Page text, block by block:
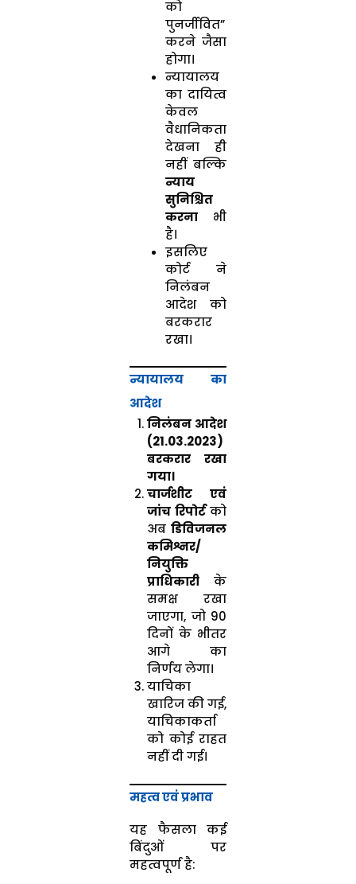
को
पुनर्जीवित”
करने जैसा
होगा।
न्यायालय
का दायित्व
केवल
वैधानिकता
देखना ही
नहीं बल्कि
न्याय
सुनिश्चित
करनाभी
है।
इसलिए
कोर्ट ने
निलंबन
आदेश को
बरकरार
रखा।
न्यायालय का
आदेश
निलंबन आदेश
(21.03.2023)
बरकरार रखा
गया।
चार्जशीट एवं
जांच रिपोर्टको
अबडिविजनल
कमिश्नर/
नियुक्ति
प्राधिकारी के
समक्ष रखा
जाएगा, जो 90
दिनों के भीतर
आगे का
निर्णय लेगा।
याचिका
खारिज की गई,
याचिकाकर्ता
को कोई राहत
नहीं दी गई।
महत्व एवं प्रभाव
यह फैसला कई
बिंदुओं पर
महत्वपूर्ण है: